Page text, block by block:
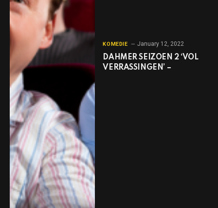
KOMEDIE January 12, 2022
DAHMER SEIZOEN 2 ‘VOL
VERRASSINGEN’ –